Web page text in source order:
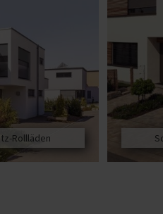
Rollläden